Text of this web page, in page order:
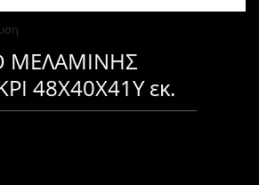
ΜΕΛΑΜΙΝΗΣ
48X40X41Υ εκ.